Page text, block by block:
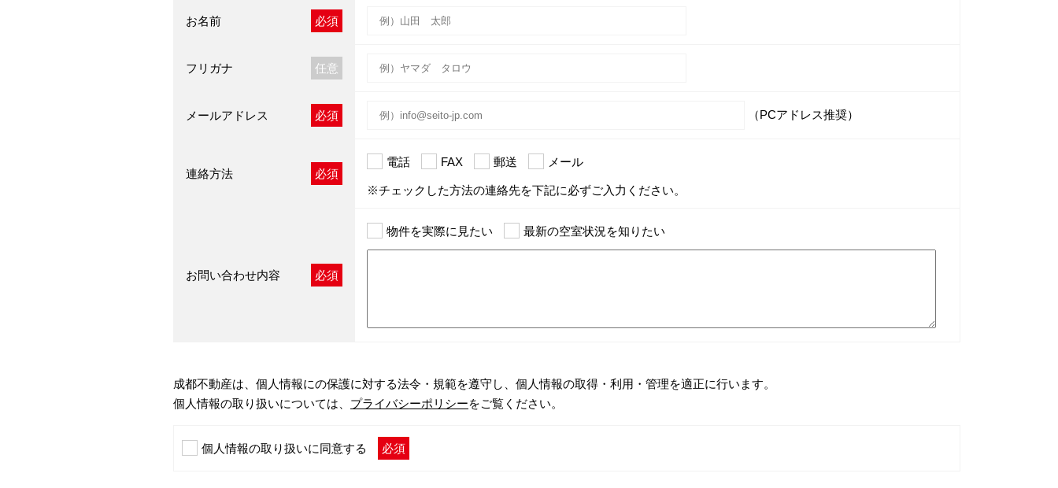
お名前 必須
フリガナ 任意
メールアドレス 必須 （PCアドレス推奨）
連絡方法 必須
電話 FAX 郵送 メール
※チェックした方法の連絡先を下記に必ずご入力ください。
お問い合わせ内容 必須
物件を実際に見たい 最新の空室状況を知りたい
成都不動産は、個人情報にの保護に対する法令・規範を遵守し、個人情報の取得・利用・管理を適正に行います。
個人情報の取り扱いについては、 プライバシーポリシーをご覧ください。
個人情報の取り扱いに同意する 必須